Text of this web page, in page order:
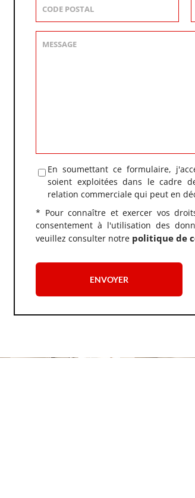
En soumettant ce formulaire,
soient exploitées dans le cadre
relation commerciale qui peut en
* Pour connaître et exercer vos
consentement à l'utilisation des
veuillez consulter notre politique de